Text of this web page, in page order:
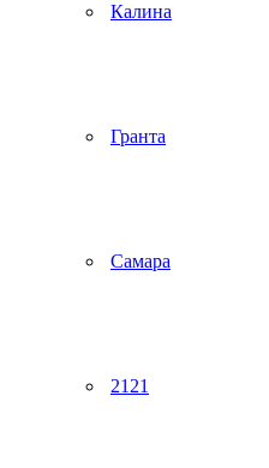
Калина
Гранта
Самара
2121